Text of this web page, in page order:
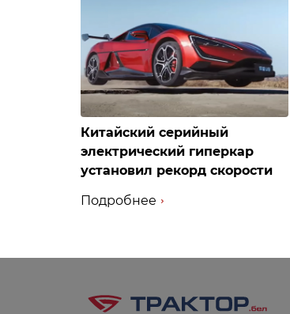
Китайский серийный
электрический гиперкар
установил рекорд скорости
Подробнее